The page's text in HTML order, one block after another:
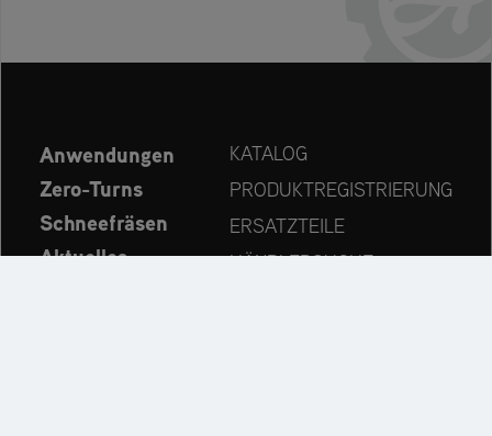
Anwendungen
Zero-Turns
Schneefräsen
Aktuelles
KATALOG
PRODUKTREGISTRIERUNG
ERSATZTEILE
HÄNDLERSUCHE